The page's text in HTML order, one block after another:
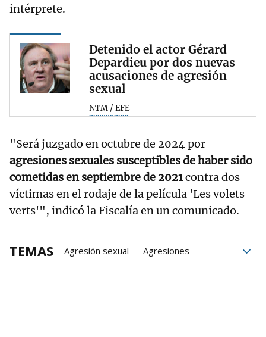
intérprete.
Detenido el actor Gérard
Depardieu por dos nuevas
acusaciones de agresión
sexual
NTM / EFE
"Será juzgado en octubre de 2024 por
agresiones sexuales susceptibles de haber sido
cometidas en septiembre de 2021contra dos
víctimas en el rodaje de la película 'Les volets
verts'", indicó la Fiscalía en un comunicado.
TEMAS Agresión sexual
Agresiones